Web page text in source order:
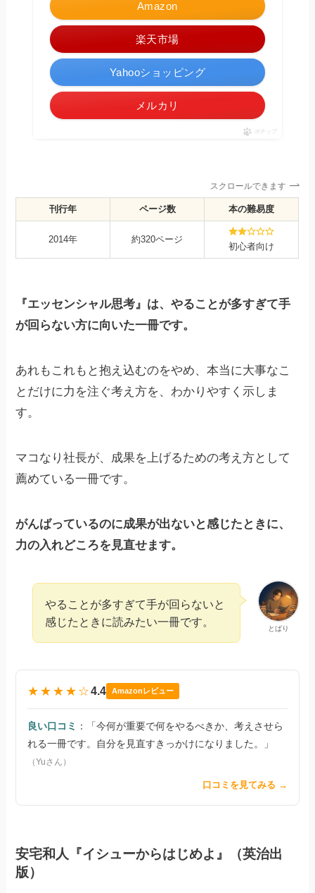
Amazon
楽天市場
Yahooショッピング
メルカリ
ポチップ
スクロールできます
刊行年 ページ数 本の難易度
2014年 約320ページ
初心者向け
『エッセンシャル思考』は、やることが多すぎて手
が回らない方に向いた一冊です。
あれもこれもと抱え込むのをやめ、本当に大事なこ
とだけに力を注ぐ考え方を、わかりやすく示しま
す。
マコなり社長が、成果を上げるための考え方として
薦めている一冊です。
がんばっているのに成果が出ないと感じたときに、
力の入れどころを見直せます。
とばり
やることが多すぎて手が回らないと
感じたときに読みたい一冊です。
★★★★☆4.4 Amazonレビュー
良い口コミ
：「今何が重要で何をやるべきか、考えさせら
れる一冊です。自分を見直すきっかけになりました。」
（Yuさん）
口コミを見てみる →
安宅和人『イシューからはじめよ』（英治出
版）